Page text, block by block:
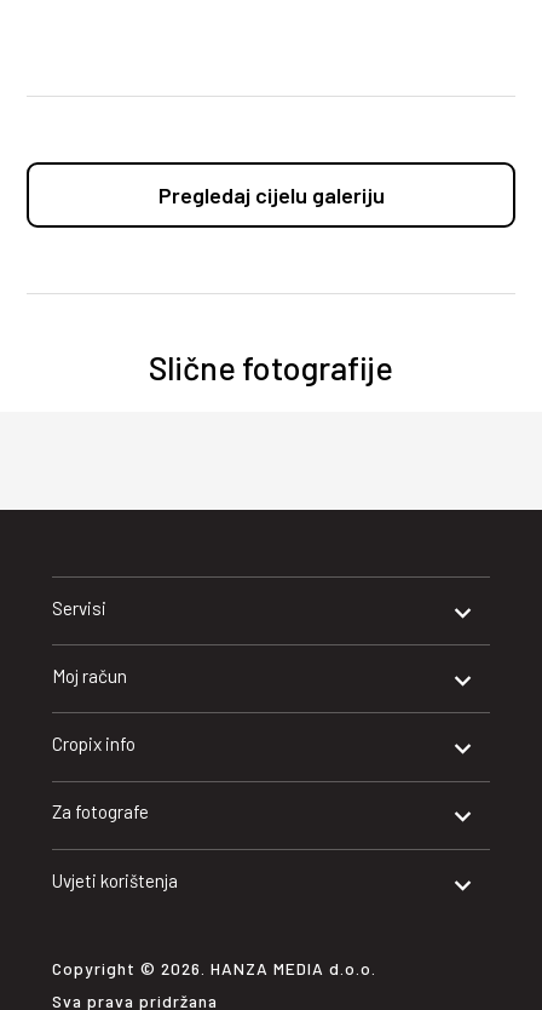
Pregledaj cijelu galeriju
Slične fotografije
Servisi
Moj račun
Cropix info
Za fotografe
Uvjeti korištenja
Copyright © 2026. HANZA MEDIA d.o.o.
Sva prava pridržana